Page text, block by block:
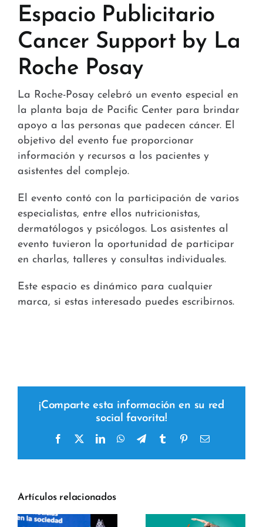
Tiendas y Conveniencia
Hospital y Salud
Servicios y Amenidades
Noticias
Contacto
FAQ
Espacio Publicitario
Cancer Support by La
Roche Posay
La Roche-Posay celebró un evento especial en
la planta baja de Pacific Center para brindar
apoyo a las personas que padecen cáncer. El
objetivo del evento fue proporcionar
información y recursos a los pacientes y
asistentes del complejo.
El evento contó con la participación de varios
especialistas, entre ellos nutricionistas,
dermatólogos y psicólogos. Los asistentes al
evento tuvieron la oportunidad de participar
en charlas, talleres y consultas individuales.
Este espacio es dinámico para cualquier
marca, si estas interesado puedes escribirnos.
¡Comparte esta información en su red
social favorita!
Facebook LinkedInWhatsApp
TelegramTumblr PinterestCorreo
Artículos relacionados